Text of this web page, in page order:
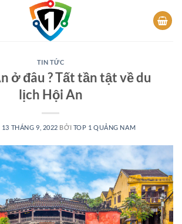
TIN TỨC
ở đâu ? Tất tần tật về du
lịch Hội An
13 THÁNG 9, 2022 BỞI TOP 1 QUẢNG NAM